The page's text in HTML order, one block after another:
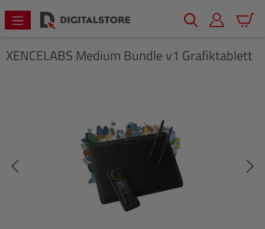
springen
XENCELABS Medium Bundle v1 Grafiktablett